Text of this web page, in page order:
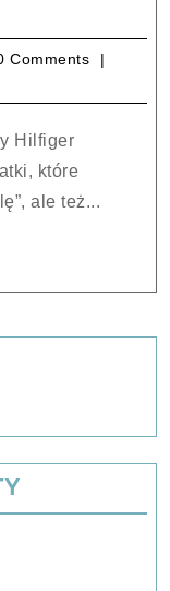
Comments
które
ale też...